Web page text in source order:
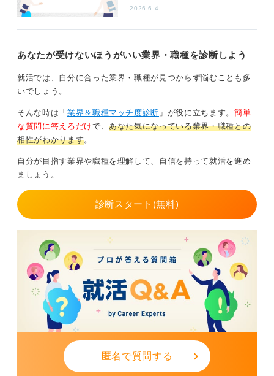
2026.6.4
あなたが受けないほうがいい業界・職種を診断しよう
就活では、自分に合った業界・職種が見つからず悩むことも多
いでしょう。
そんな時は「 業界＆職種マッチ度診断 」が役に立ちます。 簡単
な質問に答えるだけで、あなた気になっている業界・職種との
相性がわかります。
自分が目指す業界や職種を理解して、自信を持って就活を進め
ましょう。
診断スタート(無料)
匿名で質問する